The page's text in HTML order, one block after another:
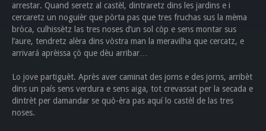
arrestar. Quand seretz al castèl, dintraretz dins les jardins e i
cercaretz un noguièr que pòrta pas que tres fruchas sus la mèma
bròca, culhissètz las tres noses d’un sol còp e sens montar sus
l’aure, tendretz alèra dins vòstra man la meravilha que cercatz, e
arrivará aprèissa çò que dèu arribar…
Lo jove partiguèt. Après aver caminat des jorns e des jorns, arribèt
dins un país sens verdura e sens aiga, tot crevassat per la secada e
dintrèt per damandar se quò-èra pas aquí lo castèl de las tres
noses.